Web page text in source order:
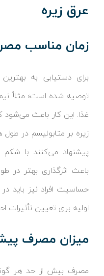
عرق زیره
زمان مناسب
برای دستیابی به
توصیه شده است؛ مثلاً
غذا. این کار باعث می‌شود
زیره بر متابولیسم در
پیشنهاد می‌کنند با
باعث اثرگذاری بهتر در
حساسیت افراد نیز باید
اولیه برای تعیین
میزان مصرف
مصرف بیش از حد هر